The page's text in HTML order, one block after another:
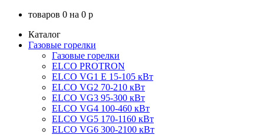
товаров 0 на 0 p
Каталог
Газовые горелки
Газовые горелки
ELCO PROTRON
ELCO VG1 E 15-105 кВт
ELCO VG2 70-210 кВт
ELCO VG3 95-300 кВт
ELCO VG4 100-460 кВт
ELCO VG5 170-1160 кВт
ELCO VG6 300-2100 кВт